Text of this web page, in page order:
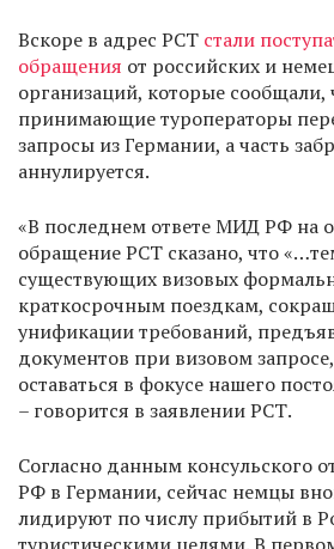
Вскоре в адрес РСТ стали
обращения от российских и
организаций, которые сообщали,
принимающие туроператоры
запросы из Германии, а часть
аннулируется.
«В последнем ответе МИД РФ на
обращение РСТ сказано, что
существующих визовых
краткосрочным поездкам,
унификации требований,
документов при визовом
оставаться в фокусе нашего
– говорится в заявлении РСТ.
Согласно данным консульского
РФ в Германии, сейчас немцы
лидируют по числу прибытий в